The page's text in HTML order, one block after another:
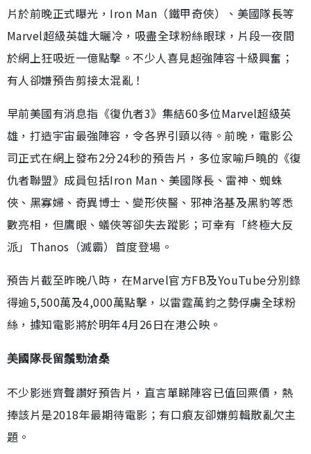
片於前晚正式曝光，Iron Man（鐵甲奇俠）、美國隊長等
Marvel超級英雄大曬冷，吸盡全球粉絲眼球，片段一夜間
於網上狂吸近一億點擊。不少人喜見超強陣容十級興奮；
有人卻嫌預告剪接太混亂！
早前美國有消息指《復仇者3》集結60多位Marvel超級英
雄，打造宇宙最強陣容，令各界引頸以待。前晚，電影公
司正式在網上發布2分24秒的預告片，多位家喻戶曉的《復
仇者聯盟》成員包括Iron Man、美國隊長、雷神、蜘蛛
俠、黑寡婦、奇異博士、變形俠醫、邪神洛基及黑豹等悉
數亮相，但鷹眼、蟻俠等卻失去蹤影；可幸有「終極大反
派」Thanos（滅霸）首度登場。
預告片截至昨晚八時，在Marvel官方FB及YouTube分別錄
得逾5,500萬及4,000萬點擊，以雷霆萬鈞之勢俘虜全球粉
絲，據知電影將於明年4月26日在港公映。
美國隊長留鬚勁滄桑
不少影迷齊聲讚好預告片，直言單睇陣容已值回票價，熱
捧該片是2018年最期待電影；有口痕友卻嫌剪輯散亂欠主
題。